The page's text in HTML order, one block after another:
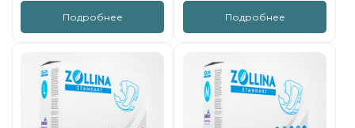
Подробнее Подробнее